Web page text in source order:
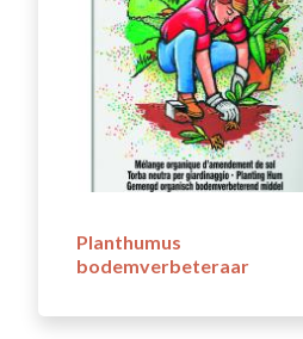
Planthumus
bodemverbeteraar